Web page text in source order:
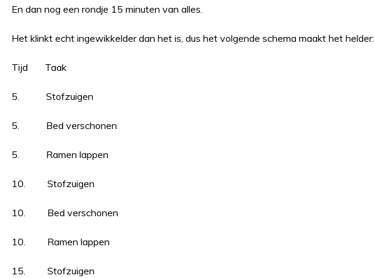
En dan nog een rondje 15 minuten van alles.
Het klinkt echt ingewikkelder dan het is, dus het volgende schema maakt het helder:
Tijd Taak
5. Stofzuigen
5. Bed verschonen
5. Ramen lappen
10. Stofzuigen
10. Bed verschonen
10. Ramen lappen
15. Stofzuigen